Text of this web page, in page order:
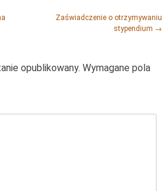
Zaświadczenie o otrzymywaniu
stypendium →
opublikowany. Wymagane pola